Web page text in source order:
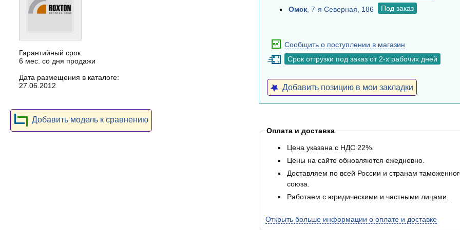
Омск , 7-я Северная, 186 Под заказ
Сообщить о поступлении в магазин
Срок отгрузки под заказ от 2-х рабочих дней
Добавить позицию в мои закладки
Оплата и доставка
Цена указана с НДС 22%.
Цены на сайте обновляются ежедневно.
Доставляем по всей России и странам
союза.
Работаем с юридическими и частными лицами.
Открыть больше информации о оплате и доставке
Гарантийный срок:
6 мес. со дня продажи
Дата размещения в каталоге:
27.06.2012
Добавить модель к сравнению